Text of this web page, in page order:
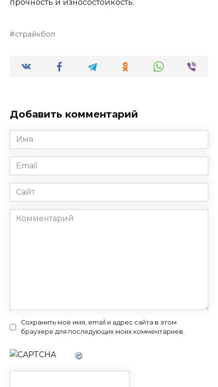
прочность и износостойкость.
страйкбол
Добавить комментарий
Имя
*
Email
*
Сайт
Комментарий
Сохранить моё имя, email и адрес сайта в этом
браузере для последующих моих комментариев.